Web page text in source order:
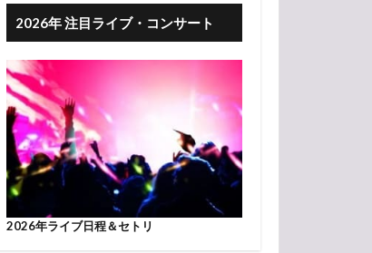
2026年 注目ライブ・コンサート
2026年ライブ日程＆セトリ